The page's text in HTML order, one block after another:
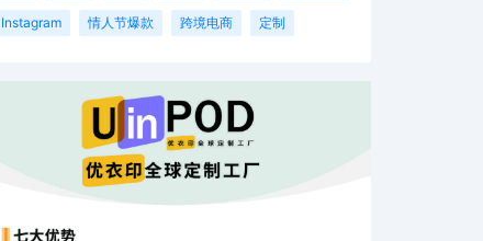
Instagram 情人节爆款 跨境电商 定制